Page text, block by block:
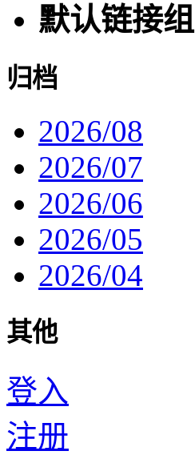
默认链接组
归档
2026/08
2026/07
2026/06
2026/05
2026/04
其他
登入
注册